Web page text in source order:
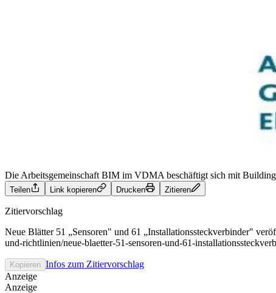
Die Arbeitsgemeinschaft BIM im VDMA beschäftigt sich mit
Teilen Link kopieren Drucken Zitieren
Zitiervorschlag
Neue Blätter 51 „Sensoren" und 61 „Installationssteckverbinder"
und-richtlinien/neue-blaetter-51-sensoren-und-61-
Kopieren Infos zum Zitiervorschlag
Anzeige
Anzeige